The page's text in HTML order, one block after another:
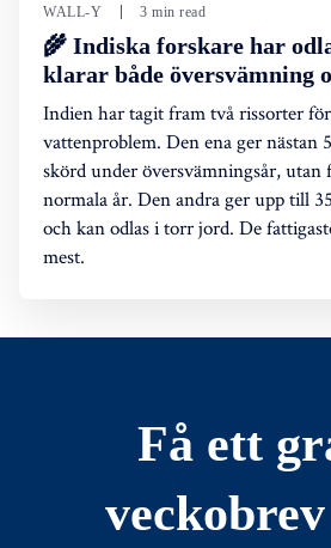
WALL-Y 3 min read
🌾 Indiska forskare har
klarar både översvämning
Indien har tagit fram två rissorter
vattenproblem. Den ena ger nästan
skörd under översvämningsår, utan
normala år. Den andra ger upp till
och kan odlas i torr jord. De
mest.
Få ett